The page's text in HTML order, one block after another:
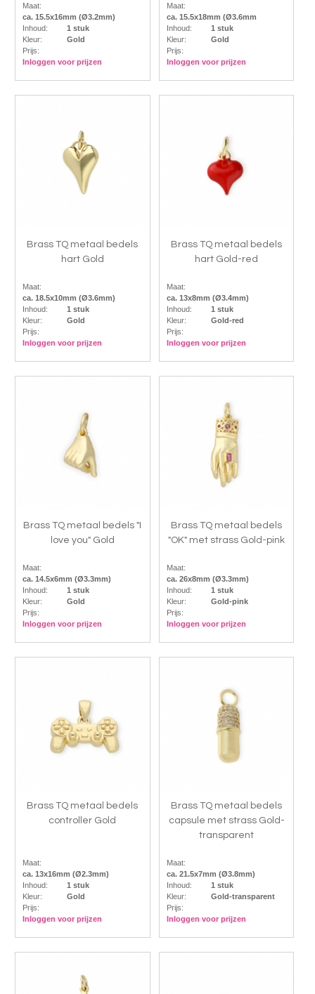
Maat:
ca. 15.5x16mm (Ø3.2mm)
Inhoud:
1 stuk
Kleur:
Gold
Prijs:
Inloggen voor prijzen
Maat:
ca. 15.5x18mm (Ø3.6mm
Inhoud:
1 stuk
Kleur:
Gold
Prijs:
Inloggen voor prijzen
Brass TQ metaal bedels
hart Gold
Maat:
ca. 18.5x10mm (Ø3.6mm)
Inhoud:
1 stuk
Kleur:
Gold
Prijs:
Inloggen voor prijzen
Brass TQ metaal bedels
hart Gold-red
Maat:
ca. 13x8mm (Ø3.4mm)
Inhoud:
1 stuk
Kleur:
Gold-red
Prijs:
Inloggen voor prijzen
Brass TQ metaal bedels "I
love you" Gold
Maat:
ca. 14.5x6mm (Ø3.3mm)
Inhoud:
1 stuk
Kleur:
Gold
Prijs:
Inloggen voor prijzen
Brass TQ metaal bedels
"OK" met strass Gold-pink
Maat:
ca. 26x8mm (Ø3.3mm)
Inhoud:
1 stuk
Kleur:
Gold-pink
Prijs:
Inloggen voor prijzen
Brass TQ metaal bedels
controller Gold
Maat:
ca. 13x16mm (Ø2.3mm)
Inhoud:
1 stuk
Kleur:
Gold
Prijs:
Inloggen voor prijzen
Brass TQ metaal bedels
capsule met strass Gold-
transparent
Maat:
ca. 21.5x7mm (Ø3.8mm)
Inhoud:
1 stuk
Kleur:
Gold-transparent
Prijs:
Inloggen voor prijzen